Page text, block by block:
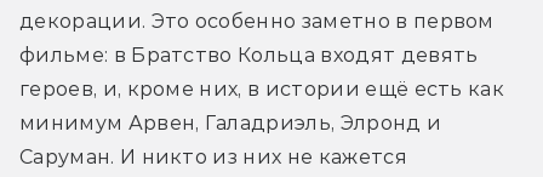
декорации. Это особенно заметно в первом
фильме: в Братство Кольца входят девять
героев, и, кроме них, в истории ещё есть как
минимум Арвен, Галадриэль, Элронд и
Саруман. И никто из них не кажется